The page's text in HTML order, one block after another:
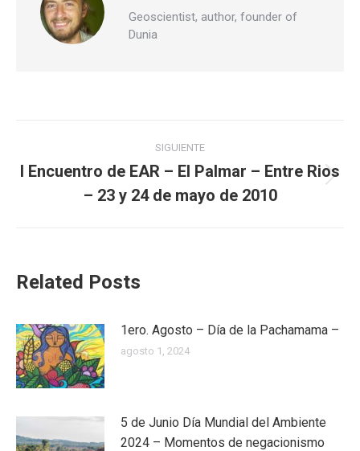
Geoscientist, author, founder of
Dunia
Navegación
entre
publicaciones
SIGUIENTE
siguiente:
I Encuentro de EAR – El Palmar – Entre Rios
– 23 y 24 de mayo de 2010
Related Posts
1ero. Agosto – Día de la Pachamama –
agosto 1, 2024
5 de Junio Día Mundial del Ambiente
2024 – Momentos de negacionismo